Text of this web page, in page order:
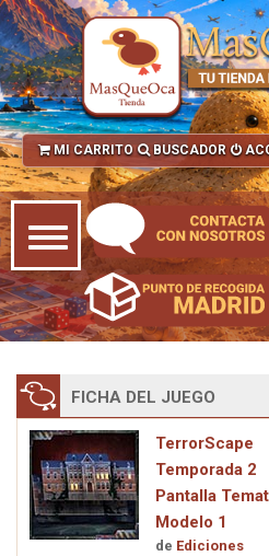
MI CARRITO BUSCADOR
FICHA DEL JUEGO
TerrorScape
Temporada 2
Pantalla
Modelo 1
de Ediciones